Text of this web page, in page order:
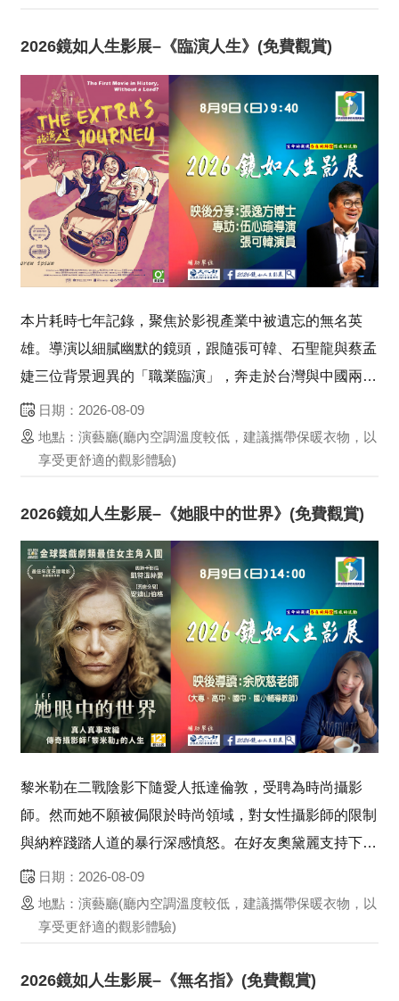
2026鏡如人生影展–《臨演人生》(免費觀賞)
本片耗時七年記錄，聚焦於影視產業中被遺忘的無名英
雄。導演以細膩幽默的鏡頭，跟隨張可韓、石聖龍與蔡孟
婕三位背景迥異的「職業臨演」，奔走於台灣與中國兩地
的片場與試鏡間。影片撕開銀幕虛幻，真實呈現他們在追
求演員夢想、現實生計與家人擔憂間的掙扎，探討這群沒
有台詞的人，如何在漫長等待中守護那份對表演的熱忱。
日期：2026-08-09
地點：演藝廳(廳內空調溫度較低，建議攜帶保暖衣物，以
享受更舒適的觀影體驗)
2026鏡如人生影展–《她眼中的世界》(免費觀賞)
黎米勒在二戰陰影下隨愛人抵達倫敦，受聘為時尚攝影
師。然而她不願被侷限於時尚領域，對女性攝影師的限制
與納粹踐踏人道的暴行深感憤怒。在好友奧黛麗支持下，
她毅然走上戰場前線，以相機直面戰火，冒著生命危險記
錄殘酷真相。從滿目瘡痍的戰場到希特勒寓所的震撼場
景，她用影像為無聲者發聲，迫使世界不再迴避戰爭的殘
日期：2026-08-09
地點：演藝廳(廳內空調溫度較低，建議攜帶保暖衣物，以
享受更舒適的觀影體驗)
2026鏡如人生影展–《無名指》(免費觀賞)